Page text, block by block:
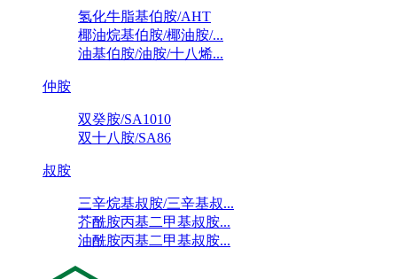
氢化牛脂基伯胺/AHT
椰油烷基伯胺/椰油胺/...
油基伯胺/油胺/十八烯...
仲胺
双癸胺/SA1010
双十八胺/SA86
叔胺
三辛烷基叔胺/三辛基叔...
芥酰胺丙基二甲基叔胺...
油酰胺丙基二甲基叔胺...